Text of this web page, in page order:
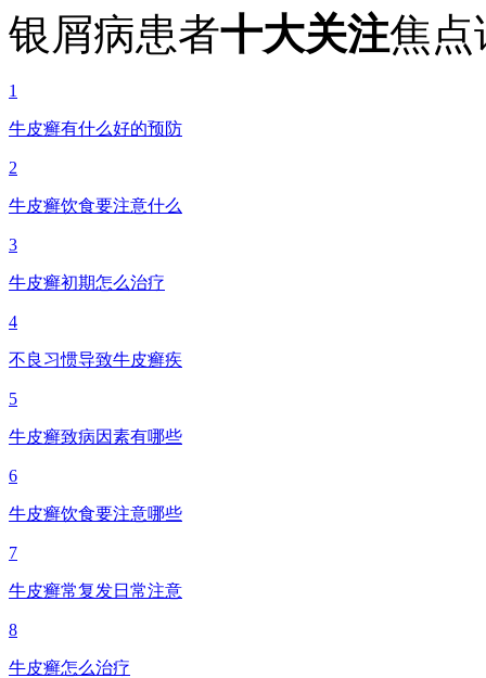
银屑病患者十大关注焦点
1
牛皮癣有什么好的预防
2
牛皮癣饮食要注意什么
3
牛皮癣初期怎么治疗
4
不良习惯导致牛皮癣疾
5
牛皮癣致病因素有哪些
6
牛皮癣饮食要注意哪些
7
牛皮癣常复发日常注意
8
牛皮癣怎么治疗